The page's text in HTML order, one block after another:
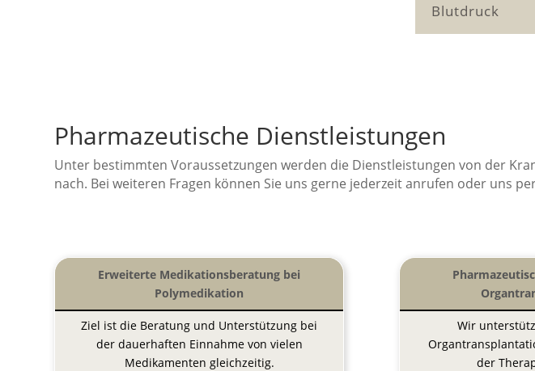
Blutdruck
Pharmazeutische Dienstleistungen
Unter bestimmten Voraussetzungen werden die Dienstleistungen von der
nach. Bei weiteren Fragen können Sie uns gerne jederzeit anrufen oder uns
Erweiterte Medikationsberatung bei
Polymedikation
Ziel ist die Beratung und Unterstützung bei
der dauerhaften Einnahme von vielen
Medikamenten gleichzeitig.
Wir
der